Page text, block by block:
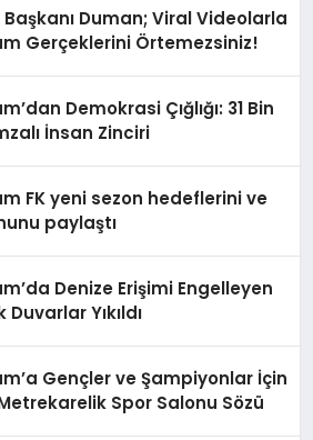
Başkanı Duman; Viral Videolarla
Gerçeklerini Örtemezsiniz!
Demokrasi Çığlığı: 31 Bin
İnsan Zinciri
FK yeni sezon hedeflerini ve
paylaştı
Denize Erişimi Engelleyen
Duvarlar Yıkıldı
Gençler ve Şampiyonlar İçin
Spor Salonu Sözü